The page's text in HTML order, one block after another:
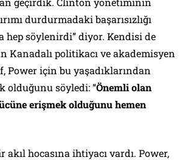
durdurmadaki başarısızlığı
hep söylenirdi” diyor. Kendisi de
Kanadalı politikacı ve akademisyen
Power için bu yaşadıklarından
olduğunu söyledi: “Önemli olan
erişmek olduğunu hemen
hocasına ihtiyacı vardı. Power,